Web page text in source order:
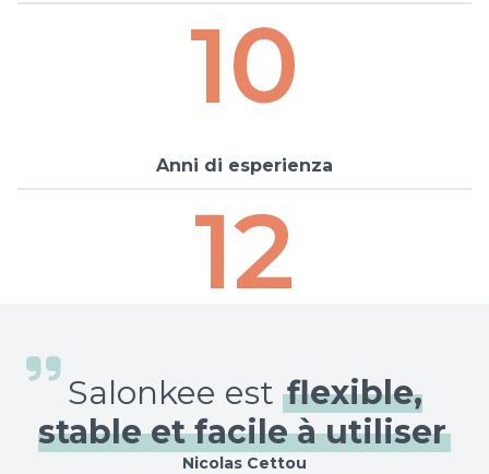
10
Anni di esperienza
12
Salonkee est flexible,
stable et facile à utiliser
Nicolas Cettou